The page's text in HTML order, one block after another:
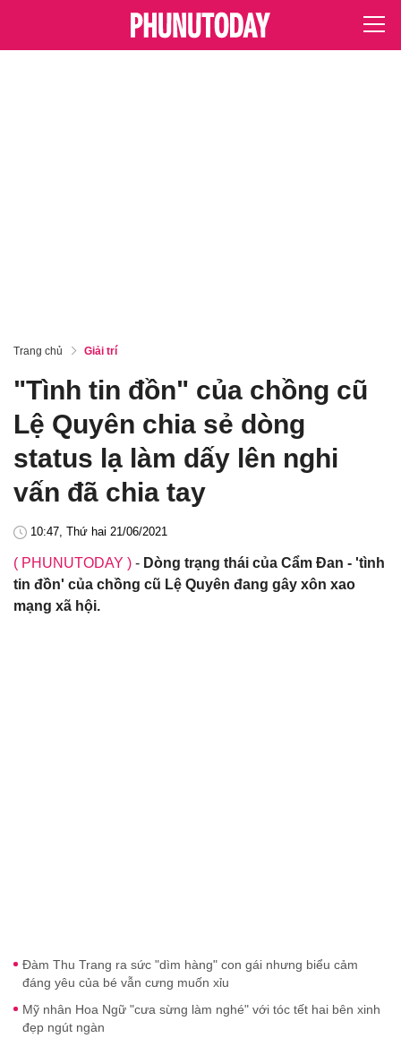
Trang chủ Giải trí
"Tình tin đồn" của chồng cũ
Lệ Quyên chia sẻ dòng
status lạ làm dấy lên nghi
vấn đã chia tay
10:47, Thứ hai 21/06/2021
( PHUNUTODAY ) - Dòng trạng thái của Cẩm Đan - 'tình
tin đồn' của chồng cũ Lệ Quyên đang gây xôn xao
mạng xã hội.
Đàm Thu Trang ra sức "dìm hàng" con gái nhưng biểu cảm
đáng yêu của bé vẫn cưng muốn xỉu
Mỹ nhân Hoa Ngữ "cưa sừng làm nghé" với tóc tết hai bên xinh
đẹp ngút ngàn